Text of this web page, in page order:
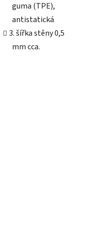
guma (TPE),
antistatická
3. šířka stěny 0,5
mm cca.